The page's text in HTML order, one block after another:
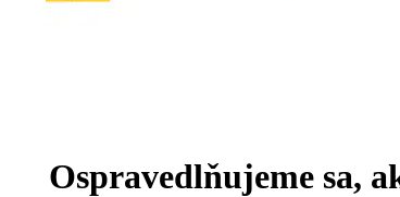
Ospravedlňujeme sa,